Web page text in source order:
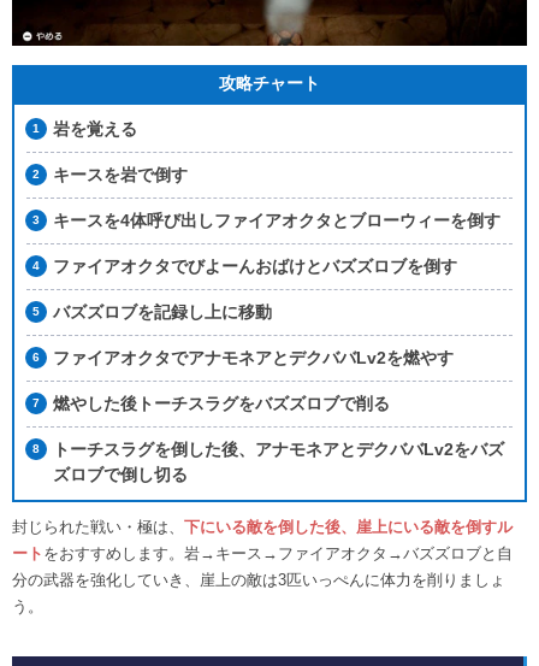
攻略チャート
岩を覚える
キースを岩で倒す
キースを4体呼び出しファイアオクタとブローウィーを倒す
ファイアオクタでびよーんおばけとバズズロブを倒す
バズズロブを記録し上に移動
ファイアオクタでアナモネアとデクババLv2を燃やす
燃やした後トーチスラグをバズズロブで削る
トーチスラグを倒した後、アナモネアとデクババLv2をバズ
ズロブで倒し切る
封じられた戦い・極は、 下にいる敵を倒した後、崖上にいる敵を倒すル
ート をおすすめします。岩→キース→ファイアオクタ→バズズロブと自
分の武器を強化していき、崖上の敵は3匹いっぺんに体力を削りましょ
う。